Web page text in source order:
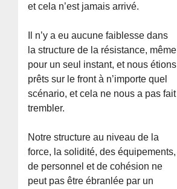
et cela n’est jamais arrivé.
Il n’y a eu aucune faiblesse dans
la structure de la résistance, même
pour un seul instant, et nous étions
prêts sur le front à n’importe quel
scénario, et cela ne nous a pas fait
trembler.
Notre structure au niveau de la
force, la solidité, des équipements,
de personnel et de cohésion ne
peut pas être ébranlée par un